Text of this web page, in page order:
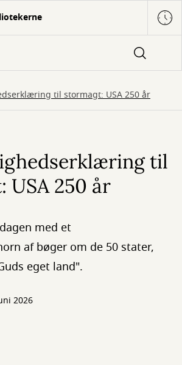
til stormagt: USA 250 år
til
USA 250 år
med et
af bøger om de 50 stater,
eget land".
2026